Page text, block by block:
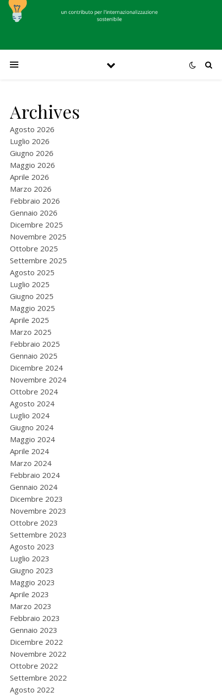
Archives
Agosto 2026
Luglio 2026
Giugno 2026
Maggio 2026
Aprile 2026
Marzo 2026
Febbraio 2026
Gennaio 2026
Dicembre 2025
Novembre 2025
Ottobre 2025
Settembre 2025
Agosto 2025
Luglio 2025
Giugno 2025
Maggio 2025
Aprile 2025
Marzo 2025
Febbraio 2025
Gennaio 2025
Dicembre 2024
Novembre 2024
Ottobre 2024
Agosto 2024
Luglio 2024
Giugno 2024
Maggio 2024
Aprile 2024
Marzo 2024
Febbraio 2024
Gennaio 2024
Dicembre 2023
Novembre 2023
Ottobre 2023
Settembre 2023
Agosto 2023
Luglio 2023
Giugno 2023
Maggio 2023
Aprile 2023
Marzo 2023
Febbraio 2023
Gennaio 2023
Dicembre 2022
Novembre 2022
Ottobre 2022
Settembre 2022
Agosto 2022